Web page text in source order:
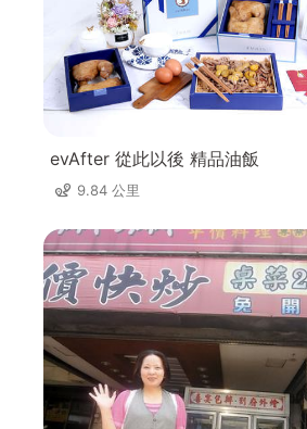
evAfter 從此以後 精品油飯
9.84 公里